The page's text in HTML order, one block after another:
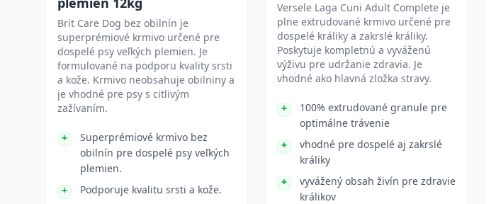
Brit Care Dog bez obilnín je
superprémiové krmivo určené pre
dospelé psy veľkých plemien. Je
formulované na podporu kvality srsti
a kože. Krmivo neobsahuje obilniny a
je vhodné pre psy s citlivým
zažívaním.
Superprémiové krmivo bez
obilnín pre dospelé psy veľkých
plemien.
Podporuje kvalitu srsti a kože.
Versele Laga Cuni Adult Complete je
plne extrudované krmivo určené pre
dospelé králiky a zakrslé králiky.
Poskytuje kompletnú a vyváženú
výživu pre udržanie zdravia. Je
vhodné ako hlavná zložka stravy.
100% extrudované granule pre
optimálne trávenie
vhodné pre dospelé aj zakrslé
králiky
vyvážený obsah živín pre zdravie
králikov